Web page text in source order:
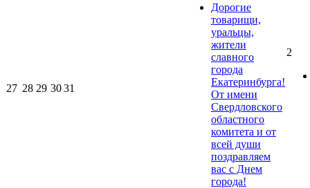
27 28 29 3031
Дорогие
товарищи,
уральцы,
жители
славного
города
Екатеринбурга!
От имени
Свердловского
областного
комитета и от
всей души
поздравляем
вас с Днем
города!
2